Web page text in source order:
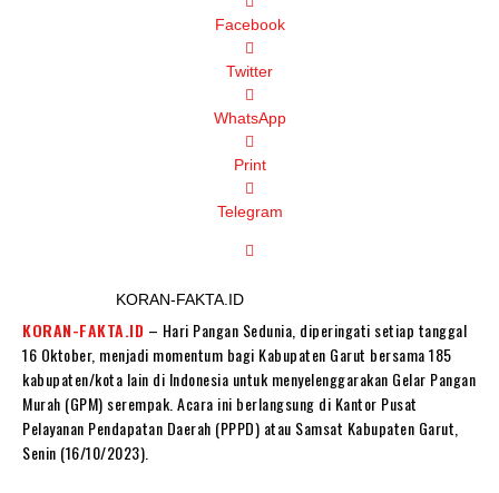
Facebook
Twitter
WhatsApp
Print
Telegram
KORAN-FAKTA.ID
KORAN-FAKTA.ID – Hari Pangan Sedunia, diperingati setiap tanggal
16 Oktober, menjadi momentum bagi Kabupaten Garut bersama 185
kabupaten/kota lain di Indonesia untuk menyelenggarakan Gelar Pangan
Murah (GPM) serempak. Acara ini berlangsung di Kantor Pusat
Pelayanan Pendapatan Daerah (PPPD) atau Samsat Kabupaten Garut,
Senin (16/10/2023).